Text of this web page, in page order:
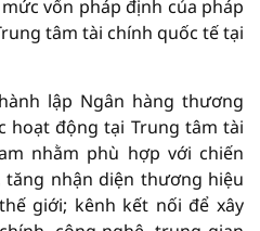
vốn pháp định của pháp
tâm tài chính quốc tế tại
lập Ngân hàng thương
hoạt động tại Trung tâm tài
nhằm phù hợp với chiến
nhận diện thương hiệu
giới; kênh kết nối để xây